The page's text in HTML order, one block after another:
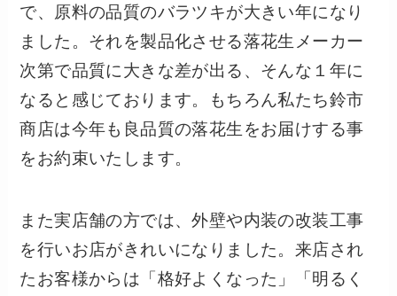
で、原料の品質のバラツキが大きい年になり
ました。それを製品化させる落花生メーカー
次第で品質に大きな差が出る、そんな１年に
なると感じております。もちろん私たち鈴市
商店は今年も良品質の落花生をお届けする事
をお約束いたします。
また実店舗の方では、外壁や内装の改装工事
を行いお店がきれいになりました。来店され
たお客様からは「格好よくなった」「明るく